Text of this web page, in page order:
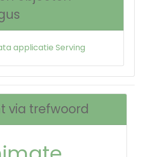
applicatie Serving
via trefwoord